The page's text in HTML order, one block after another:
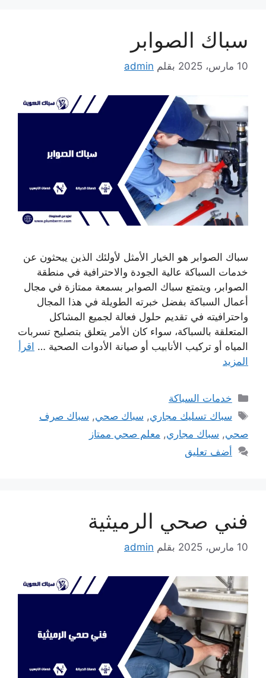
سباك الصوابر
10 مارس، 2025 بقلم admin
سباك الصوابر هو الخيار الأمثل لأولئك الذين يبحثون عن
خدمات السباكة عالية الجودة والاحترافية في منطقة
الصوابر، ويتمتع سباك الصوابر بسمعة ممتازة في مجال
أعمال السباكة بفضل خبرته الطويلة في هذا المجال
واحترافيته في تقديم حلول فعالة لجميع المشاكل
المتعلقة بالسباكة، سواء كان الأمر يتعلق بتصليح تسربات
المياه أو تركيب الأنابيب أو صيانة الأدوات الصحية … اقرأ
المزيد
التصنيفات
خدمات السباكة
الوسوم
سباك تسليك مجاري, سباك صحي, سباك صرف
صحي, سباك مجاري, معلم صحي ممتاز
أضف تعليق
فني صحي الرميثية
10 مارس، 2025 بقلم admin